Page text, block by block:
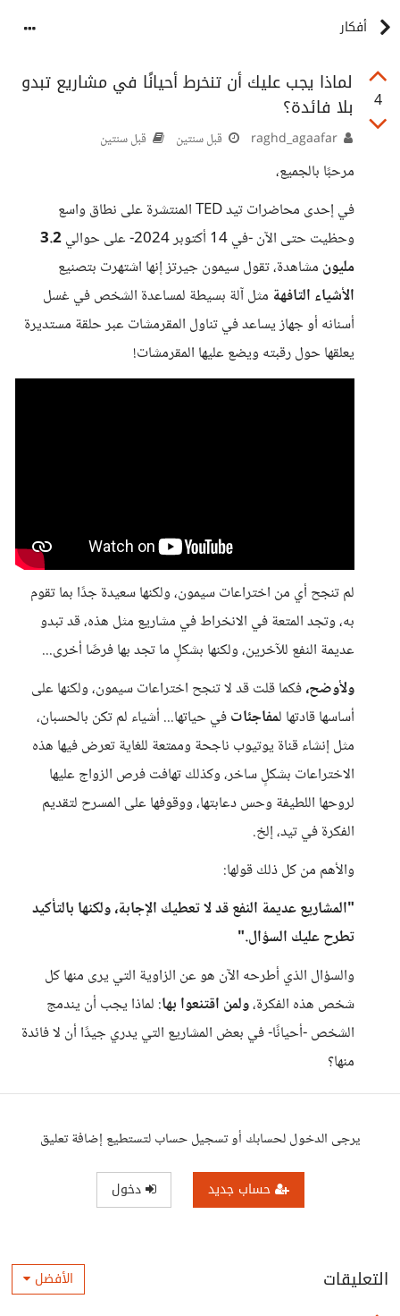
أفكار
4
لماذا يجب عليك أن تنخرط أحيانًا في مشاريع تبدو
بلا فائدة؟
قبل سنتين قبل سنتين
مرحبًا بالجميع،
في إحدى محاضرات تيد TED المنتشرة على نطاق واسع
وحظيت حتى الآن -في 14 أكتوبر 2024- على حوالي
3.2
مليون مشاهدة، تقول سيمون جيرتز إنها اشتهرت بتصنيع
الأشياء التافهة مثل آلة بسيطة لمساعدة الشخص في غسل
أسنانه أو جهاز يساعد في تناول المقرمشات عبر حلقة مستديرة
يعلقها حول رقبته ويضع عليها المقرمشات!
لم تنجح أي من اختراعات سيمون، ولكنها سعيدة جدًا بما تقوم
به، وتجد المتعة في الانخراط في مشاريع مثل هذه، قد تبدو
عديمة النفع للآخرين، ولكنها بشكلٍ ما تجد بها فرصًا أخرى...
ولأوضح،فكما قلت قد لا تنجح اختراعات سيمون، ولكنها على
أساسها قادتها لمفاجئاتفي حياتها... أشياء لم تكن بالحسبان،
مثل إنشاء قناة يوتيوب ناجحة وممتعة للغاية تعرض فيها هذه
الاختراعات بشكلٍ ساخر، وكذلك تهافت فرص الزواج عليها
لروحها اللطيفة وحس دعابتها، ووقوفها على المسرح لتقديم
الفكرة في تيد، إلخ.
والأهم من كل ذلك قولها:
"المشاريع عديمة النفع قد لا تعطيك الإجابة، ولكنها بالتأكيد
تطرح عليك السؤال."
والسؤال الذي أطرحه الآن هو عن الزاوية التي يرى منها كل
شخص هذه الفكرة،ولمن اقتنعوا بها: لماذا يجب أن يندمج
الشخص -أحيانًا- في بعض المشاريع التي يدري جيدًا أن لا فائدة
منها؟
يرجى الدخول لحسابك أو تسجيل حساب لتستطيع إضافة تعليق
حساب جديد دخول
التعليقات الأفضل